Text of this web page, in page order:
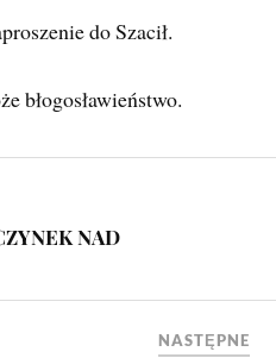
do Szacił.
błogosławieństwo.
NAD
NASTĘPNE